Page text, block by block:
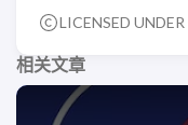
LICENSED
相关文章